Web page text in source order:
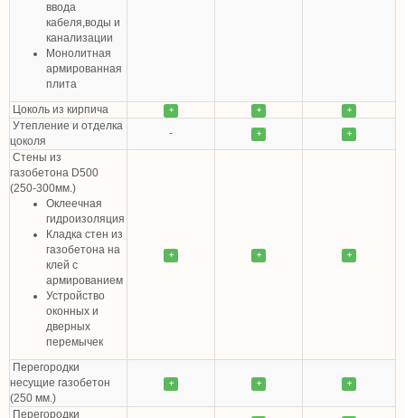
ввода
кабеля,воды и
канализации
Монолитная
армированная
плита
Цоколь из кирпича + + +
Утепление и отделка
цоколя
- + +
Стены из
газобетона D500
(250-300мм.)
Оклеечная
гидроизоляция
Кладка стен из
газобетона на
клей с
армированием
Устройство
оконных и
дверных
перемычек
+ + +
Перегородки
несущие газобетон
(250 мм.)
+ + +
Перегородки